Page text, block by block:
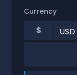
Currency
$